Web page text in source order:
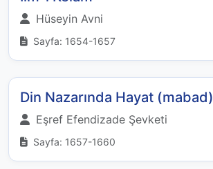
Hüseyin Avni
Sayfa: 1654-1657
Din Nazarında Hayat (mabad)
Eşref Efendizade Şevketi
Sayfa: 1657-1660